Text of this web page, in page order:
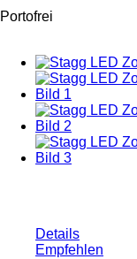
Portofrei
Details
Empfehlen